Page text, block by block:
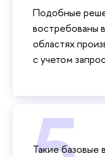
Подобные
востребованы
областях
с учетом
Такие базовые